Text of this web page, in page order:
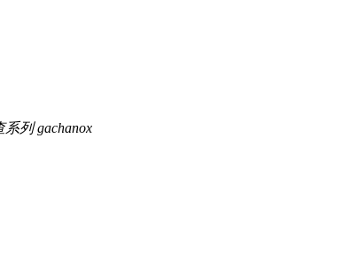
系列 gachanox